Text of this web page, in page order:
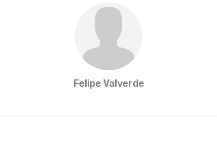
Felipe Valverde